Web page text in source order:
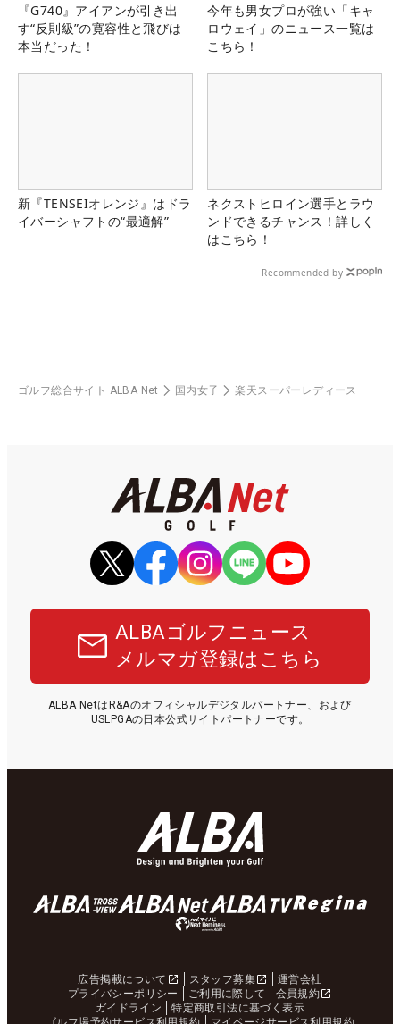
『G740』アイアンが引き出
す“反則級”の寛容性と飛びは
本当だった！
今年も男女プロが強い「キャ
ロウェイ」のニュース一覧は
こちら！
新『TENSEIオレンジ』はドラ
イバーシャフトの“最適解”
ネクストヒロイン選手とラウ
ンドできるチャンス！詳しく
はこちら！
Recommended by
ゴルフ総合サイト ALBA Net 国内女子 楽天スーパーレディース
ALBAゴルフニュース
メルマガ登録はこちら
ALBA NetはR&Aのオフィシャルデジタルパートナー、および
USLPGAの日本公式サイトパートナーです。
広告掲載について スタッフ募集
運営会社
プライバシーポリシー
ご利用に際して
会員規約
ガイドライン
特定商取引法に基づく表示